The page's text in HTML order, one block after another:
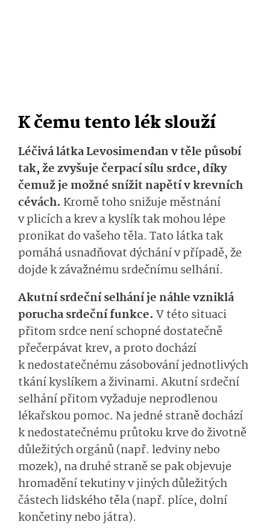
K čemu tento lék slouží
Léčivá látka Levosimendan v těle působí
tak, že zvyšuje čerpací sílu srdce, díky
čemuž je možné snížit napětí v krevních
cévách. Kromě toho snižuje městnání
v plicích a krev a kyslík tak mohou lépe
pronikat do vašeho těla. Tato látka tak
pomáhá usnadňovat dýchání v případě, že
dojde k závažnému srdečnímu selhání.
Akutní srdeční selhání je náhle vzniklá
porucha srdeční funkce. V této situaci
přitom srdce není schopné dostatečně
přečerpávat krev, a proto dochází
k nedostatečnému zásobování jednotlivých
tkání kyslíkem a živinami. Akutní srdeční
selhání přitom vyžaduje neprodlenou
lékařskou pomoc. Na jedné straně dochází
k nedostatečnému průtoku krve do životně
důležitých orgánů (např. ledviny nebo
mozek), na druhé straně se pak objevuje
hromadění tekutiny v jiných důležitých
částech lidského těla (např. plíce, dolní
končetiny nebo játra).